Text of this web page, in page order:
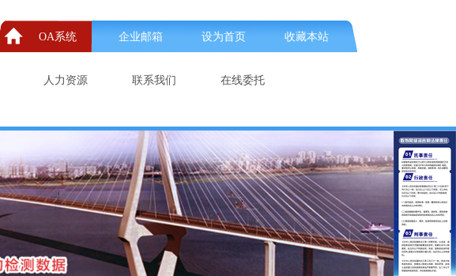
OA系统 企业邮箱 设为首页 收藏本站
人力资源 联系我们 在线委托